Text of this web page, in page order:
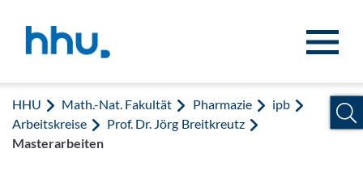
HHU Math.-Nat. Fakultät Pharmazie
ipb
Arbeitskreise
Prof. Dr. Jörg Breitkreutz
Masterarbeiten